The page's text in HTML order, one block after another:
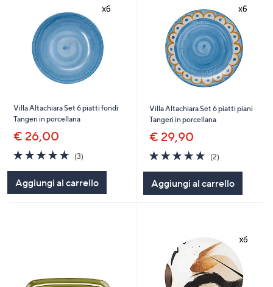
Villa Altachiara Set 6 piatti fondi
Tangeri in porcellana
€ 26,00
4.7
of
Stars
(3)3
Aggiungi al carrello
Villa Altachiara Set 6 piatti piani
Tangeri in porcellana
€ 29,90
5.0
of
Stars
(2)2
Aggiungi al carrello